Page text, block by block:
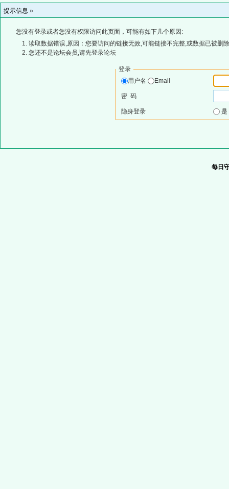
提示信息 »
您没有登录或者您没有权限访问此页面，可能有如下几个原因:
读取数据错误,原因：您要访问的链接无效,可能链接不完整,或数据已被删
您还不是论坛会员,请先登录论坛
登录
用户名
Email
密 码
隐身登录
每日